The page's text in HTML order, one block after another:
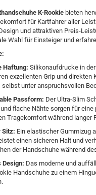
K-Rookie bieten
für Kartfahrer aller
und attraktiven Preis-
Wahl für Einsteiger und
Haftung: Silikonaufdrucke in
exzellenten Grip und direkten
selbst unter anspruchsvollen
Passform: Der Ultra-Slim
flache Nähte sorgen für
Tragekomfort während langer
Sitz: Ein elastischer Gummizug
einen sicheren Halt und
der Handschuhe während
Design: Das moderne und
Handschuhe zu einem